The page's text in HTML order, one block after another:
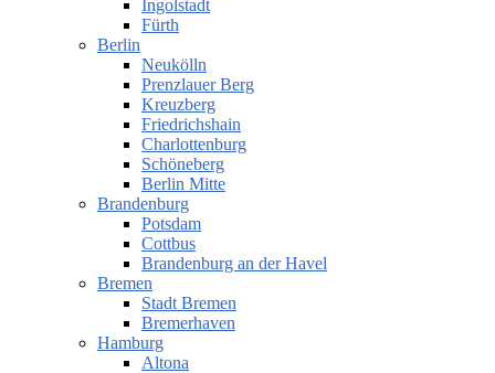
Ingolstadt
Fürth
Berlin
Neukölln
Prenzlauer Berg
Kreuzberg
Friedrichshain
Charlottenburg
Schöneberg
Berlin Mitte
Brandenburg
Potsdam
Cottbus
Brandenburg an der Havel
Bremen
Stadt Bremen
Bremerhaven
Hamburg
Altona